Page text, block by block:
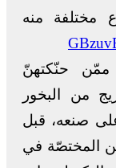
مختلفة منه
ممّن حنّكتهنّ
من البخور
صنعه، قبل
المختصّة في